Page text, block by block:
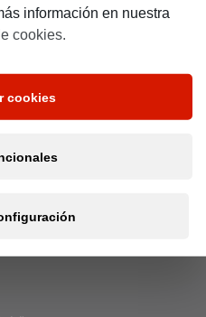
información en nuestra
cookies.
cookies